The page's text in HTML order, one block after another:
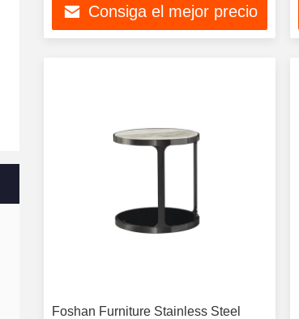
escandinavo
Consiga el mejor precio
Foshan Furniture Stainless Steel